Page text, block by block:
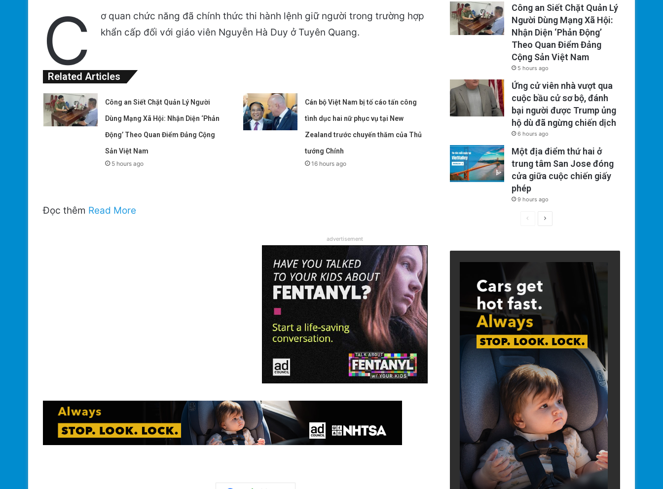
C
ơ quan chức năng đã chính thức thi hành lệnh giữ người trong trường hợp
khẩn cấp đối với giáo viên Nguyễn Hà Duy ở Tuyên Quang.
Related Articles
Công an Siết Chặt Quản Lý Người
Dùng Mạng Xã Hội: Nhận Diện ‘Phản
Động’ Theo Quan Điểm Đảng Cộng
Sản Việt Nam
5 hours ago
Cán bộ Việt Nam bị tố cáo tấn công
tình dục hai nữ phục vụ tại New
Zealand trước chuyến thăm của Thủ
tướng Chính
16 hours ago
Đọc thêm Read More
advertisement
Công an Siết Chặt Quản Lý
Người Dùng Mạng Xã Hội:
Nhận Diện ‘Phản Động’
Theo Quan Điểm Đảng
Cộng Sản Việt Nam
5 hours ago
Ứng cử viên nhà vượt qua
cuộc bầu cử sơ bộ, đánh
bại người được Trump ủng
hộ dù đã ngừng chiến dịch
6 hours ago
Một địa điểm thứ hai ở
trung tâm San Jose đóng
cửa giữa cuộc chiến giấy
phép
9 hours ago
PreviousNext